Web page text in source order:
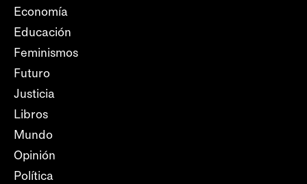
Economía
Educación
Feminismos
Futuro
Justicia
Libros
Mundo
Opinión
Política